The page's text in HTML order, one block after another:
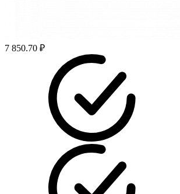
7 850.70 ₽